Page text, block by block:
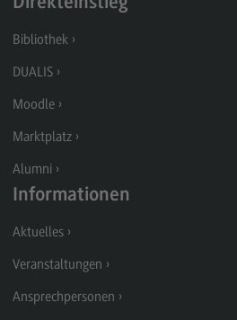
Modulangebot
Bibliothek
DUALIS
Moodle
Marktplatz
Alumni
Informationen
Aktuelles
Veranstaltungen
Ansprechpersonen